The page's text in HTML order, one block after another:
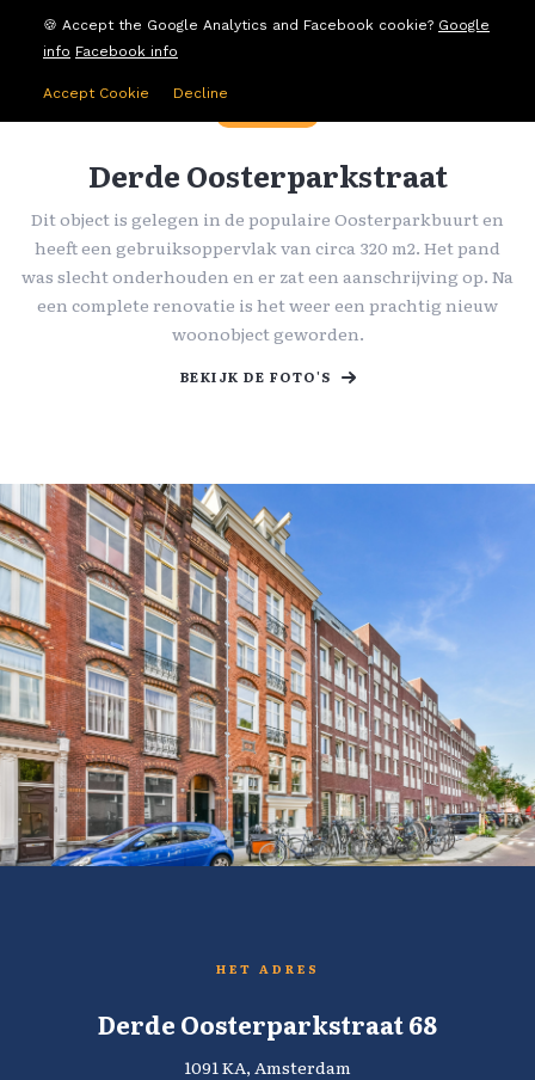
🍪 Accept the Google Analytics and Facebook cookie? Google
info Facebook info
Accept Cookie Decline
Derde Oosterparkstraat
Dit object is gelegen in de populaire Oosterparkbuurt en
heeft een gebruiksoppervlak van circa 320 m2. Het pand
was slecht onderhouden en er zat een aanschrijving op. Na
een complete renovatie is het weer een prachtig nieuw
woonobject geworden.
BEKIJK DE FOTO'S
HET ADRES
Derde Oosterparkstraat 68
1091 KA, Amsterdam